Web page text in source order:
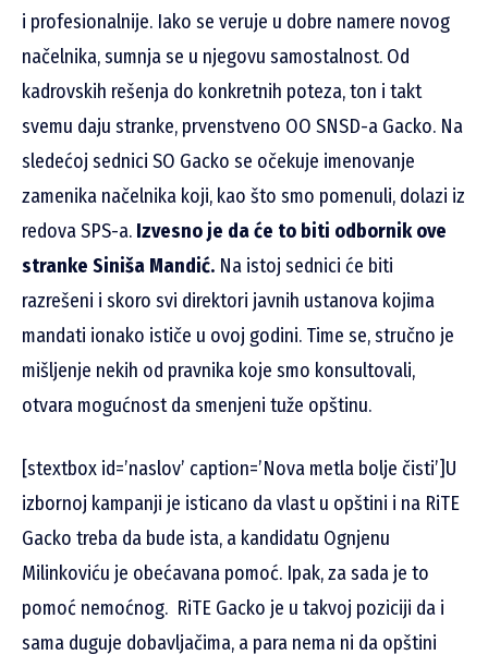
i profesionalnije. Iako se veruje u dobre namere novog
načelnika, sumnja se u njegovu samostalnost. Od
kadrovskih rešenja do konkretnih poteza, ton i takt
svemu daju stranke, prvenstveno OO SNSD-a Gacko. Na
sledećoj sednici SO Gacko se očekuje imenovanje
zamenika načelnika koji, kao što smo pomenuli, dolazi iz
redova SPS-a. Izvesno je da će to biti odbornik ove
stranke Siniša Mandić. Na istoj sednici će biti
razrešeni i skoro svi direktori javnih ustanova kojima
mandati ionako ističe u ovoj godini. Time se, stručno je
mišljenje nekih od pravnika koje smo konsultovali,
otvara mogućnost da smenjeni tuže opštinu.
[stextbox id=’naslov’ caption=’Nova metla bolje čisti’]U
izbornoj kampanji je isticano da vlast u opštini i na RiTE
Gacko treba da bude ista, a kandidatu Ognjenu
Milinkoviću je obećavana pomoć. Ipak, za sada je to
pomoć nemoćnog. RiTE Gacko je u takvoj poziciji da i
sama duguje dobavljačima, a para nema ni da opštini